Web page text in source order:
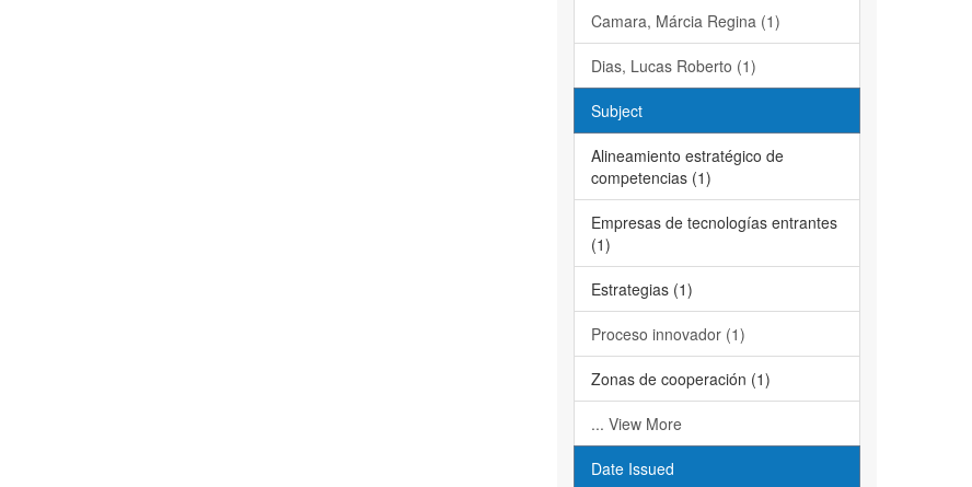
Camara, Márcia Regina (1)
Dias, Lucas Roberto (1)
Subject
Alineamiento estratégico de
competencias (1)
Empresas de tecnologías entrantes
(1)
Estrategias (1)
Proceso innovador (1)
Zonas de cooperación (1)
... View More
Date Issued